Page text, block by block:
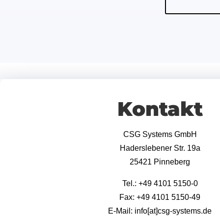
Kontakt
CSG Systems GmbH
Haderslebener Str. 19a
25421 Pinneberg
Tel.: +49 4101 5150-0
Fax: +49 4101 5150-49
E-Mail: info[at]csg-systems.de